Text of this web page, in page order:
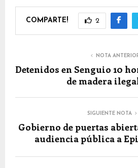
COMPARTE! 2
NOTA
Detenidos en Senguio 10
de madera
SIGUIENTE NOTA
Gobierno de puertas
audiencia pública a